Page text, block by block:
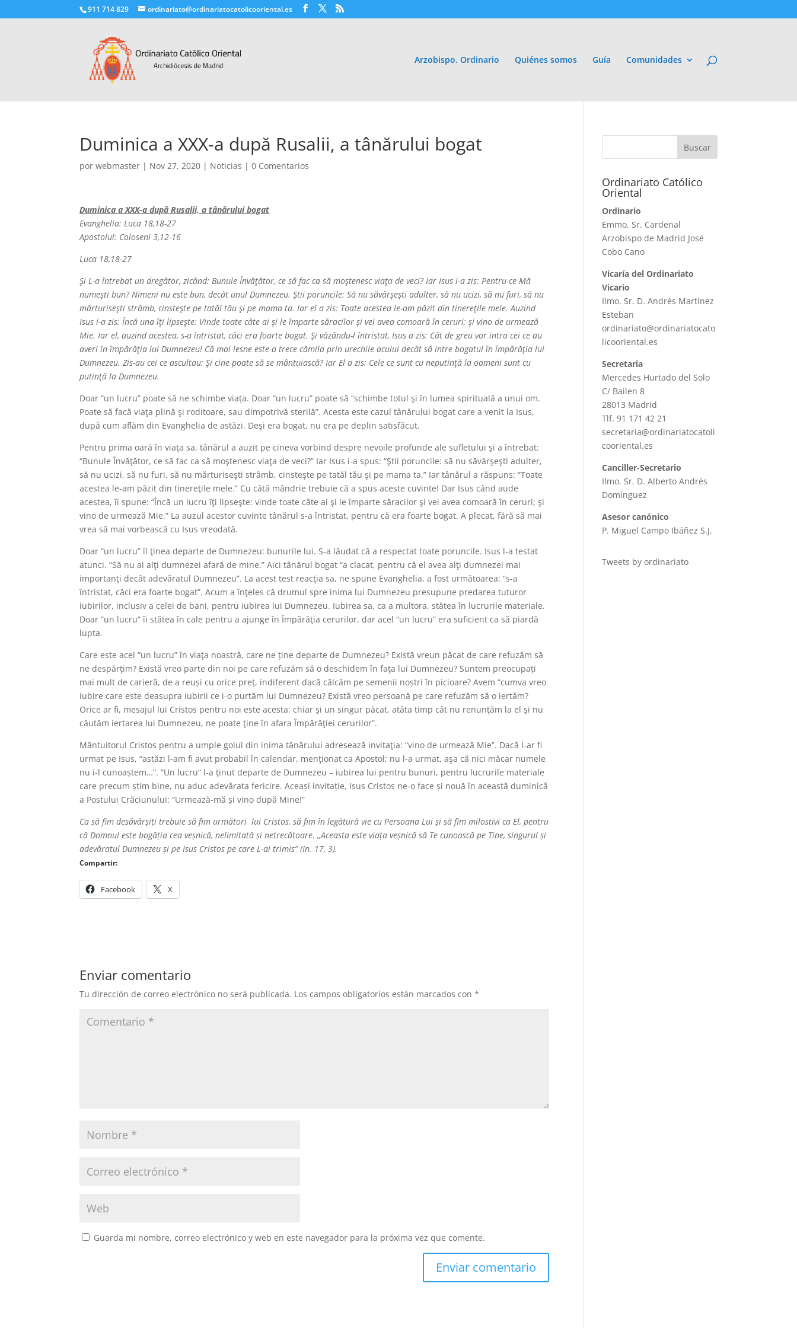
911 714 829 ordinariato@ordinariatocatolicooriental.es
Arzobispo. Ordinario Quiénes somos Guía Comunidades
Duminica a XXX-a după Rusalii, a tânărului bogat
porwebmaster | Nov 27, 2020 | Noticias |0 Comentarios
Duminica a XXX-a după Rusalii, atânărului bogat
Evanghelia: Luca 18,18-27
Apostolul: Coloseni 3,12-16
Luca 18,18-27
Şi L-a întrebat un dregător, zicând: Bunule Învăţător, ce să fac ca să moştenesc viaţa de veci? Iar Isus i-a zis: Pentru ce Mă
numeşti bun? Nimeni nu este bun, decât unul Dumnezeu. Ştii poruncile: Să nu săvârşeşti adulter, să nu ucizi, să nu furi, să nu
mărturiseşti strâmb, cinsteşte pe tatăl tău şi pe mama ta. Iar el a zis: Toate acestea le-am păzit din tinereţile mele. Auzind
Isus i-a zis: Încă una îţi lipseşte: Vinde toate câte ai şi le împarte săracilor şi vei avea comoară în ceruri; şi vino de urmează
Mie. Iar el, auzind acestea, s-a întristat, căci era foarte bogat. Şi văzându-l întristat, Isus a zis: Cât de greu vor intra cei ce au
averi în împărăţia lui Dumnezeu! Că mai lesne este a trece cămila prin urechile acului decât să intre bogatul în împărăţia lui
Dumnezeu.Zis-au cei ce ascultau: Şi cine poate să se mântuiască? Iar El a zis: Cele ce sunt cu neputinţă la oameni sunt cu
putinţă la Dumnezeu.
Doar “un lucru” poate să ne schimbe viața. Doar “un lucru” poate să “schimbe totul şi în lumea spirituală a unui om.
Poate să facă viaţa plină şi roditoare, sau dimpotrivă sterilă”. Acesta este cazul tânărului bogat care a venit la Isus,
după cum aflăm din Evanghelia de astăzi. Deşi era bogat, nu era pe deplin satisfăcut.
Pentru prima oară în viaţa sa, tânărul a auzit pe cineva vorbind despre nevoile profunde ale sufletului şi a întrebat:
“Bunule Învăţător, ce să fac ca să moştenesc viaţa de veci?” Iar Isus i-a spus: “Ştii poruncile: să nu săvârşeşti adulter,
să nu ucizi, să nu furi, să nu mărturiseşti strâmb, cinsteşte pe tatăl tău şi pe mama ta.” Iar tânărul a răspuns: “Toate
acestea le-am păzit din tinereţile mele.” Cu câtă mândrie trebuie că a spus aceste cuvinte! Dar Isus când aude
acestea, îi spune: “Încă un lucru îţi lipseşte: vinde toate câte ai şi le împarte săracilor şi vei avea comoară în ceruri; şi
vino de urmează Mie.” La auzul acestor cuvinte tânărul s-a întristat, pentru că era foarte bogat. A plecat, fără să mai
vrea să mai vorbească cu Isus vreodată.
Doar “un lucru” îl ţinea departe de Dumnezeu: bunurile lui. S-a lăudat că a respectat toate poruncile. Isus l-a testat
atunci. “Să nu ai alţi dumnezei afară de mine.” Aici tânărul bogat “a clacat, pentru că el avea alţi dumnezei mai
importanţi decât adevăratul Dumnezeu”. La acest test reacţia sa, ne spune Evanghelia, a fost următoarea: “s-a
întristat, căci era foarte bogat”. Acum a înţeles că drumul spre inima lui Dumnezeu presupune predarea tuturor
iubirilor, inclusiv a celei de bani, pentru iubirea lui Dumnezeu. Iubirea sa, ca a multora, stătea în lucrurile materiale.
Doar “un lucru” îi stătea în cale pentru a ajunge în Împărăţia cerurilor, dar acel “un lucru” era suficient ca să piardă
lupta.
Care este acel “un lucru” în viaţa noastră, care ne ține departe de Dumnezeu? Există vreun păcat de care refuzăm să
ne despărţim? Există vreo parte din noi pe care refuzăm să o deschidem în faţa lui Dumnezeu? Suntem preocupați
mai mult de carieră, de a reuși cu orice preț, indiferent dacă călcăm pe semenii noștri în picioare? Avem “cumva vreo
iubire care este deasupra iubirii ce i-o purtăm lui Dumnezeu? Există vreo persoană pe care refuzăm să o iertăm?
Orice ar fi, mesajul lui Cristos pentru noi este acesta: chiar şi un singur păcat, atâta timp cât nu renunţăm la el şi nu
căutăm iertarea lui Dumnezeu, ne poate ţine în afara Împărăţiei cerurilor”.
Mântuitorul Cristos pentru a umple golul din inima tânărului adresează invitaţia: “vino de urmează Mie”. Dacă l-ar fi
urmat pe Isus, “astăzi l-am fi avut probabil în calendar, menţionat ca Apostol; nu l-a urmat, aşa că nici măcar numele
nu i-l cunoaștem…”. “Un lucru” l-a ţinut departe de Dumnezeu – iubirea lui pentru bunuri, pentru lucrurile materiale
care precum știm bine, nu aduc adevărata fericire. Aceași invitație, Isus Cristos ne-o face și nouă în această duminică
a Postului Crăciunului: “Urmează-mă și vino după Mine!”
Ca să fim desăvârșiți trebuie să fim următori lui Cristos, să fim în legătură vie cu Persoana Lui și să fim milostivi ca El, pentru
că Domnul este bogăția cea veșnică, nelimitată și netrecătoare. ,,Aceasta este viața veșnică să Te cunoască pe Tine, singurul și
adevăratul Dumnezeu și pe Isus Cristos pe care L-ai trimis” (In. 17, 3).
Compartir:
Facebook X
Enviar comentario
Tu dirección de correo electrónico no será publicada. Los campos obligatorios están marcados con*
Guarda mi nombre, correo electrónico y web en este navegador para la próxima vez que comente.
Ordinariato Católico
Oriental
Ordinario
Emmo. Sr. Cardenal
Arzobispo de Madrid José
Cobo Cano
Vicaría del Ordinariato
Vicario
Ilmo. Sr. D. Andrés Martínez
Esteban
ordinariato@ordinariatocato
licooriental.es
Secretaria
Mercedes Hurtado del Solo
C/ Bailen 8
28013 Madrid
Tlf. 91 171 42 21
secretaria@ordinariatocatoli
cooriental.es
Canciller-Secretario
Ilmo. Sr. D. Alberto Andrés
Domínguez
Asesor canónico
P. Miguel Campo Ibáñez S.J.
Tweets by ordinariato